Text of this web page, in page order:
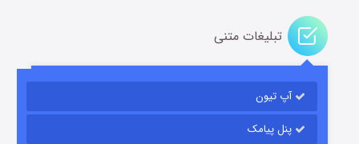
باب اسفنجی فصل ۱۷
قسمت۶ (زیرنویس) منتشر شد
تبلیغات متنی
آپ تیون
پنل پیامک